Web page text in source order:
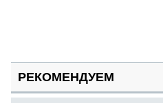
РЕКОМЕНДУЕМ